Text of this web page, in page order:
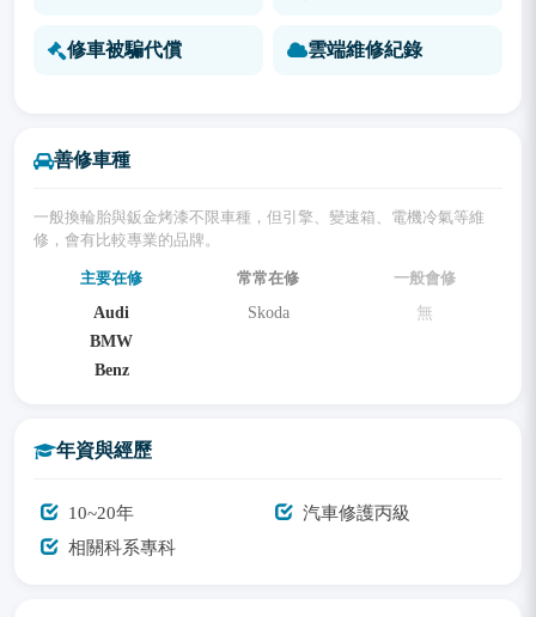
修車被騙代償 雲端維修紀錄
善修車種
一般換輪胎與鈑金烤漆不限車種，但引擎、變速箱、電機冷氣等維
修，會有比較專業的品牌。
主要在修
Audi
BMW
Benz
常常在修
Skoda
一般會修
無
年資與經歷
10~20年
汽車修護丙級
相關科系專科